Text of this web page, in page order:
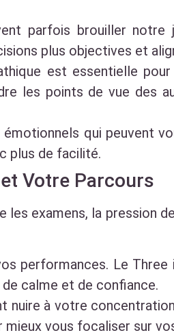
parfois brouiller notre
plus objectives et
est essentielle
les points de vue des
qui peuvent
plus de facilité.
Votre Parcours
examens, la pression
performances. Le
calme et de confiance.
à votre
vous focaliser sur